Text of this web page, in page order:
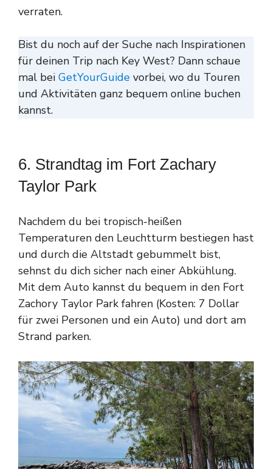
verraten.
Bist du noch auf der Suche nach Inspirationen
für deinen Trip nach Key West? Dann schaue
mal bei GetYourGuide vorbei, wo du Touren
und Aktivitäten ganz bequem online buchen
kannst.
6. Strandtag im Fort Zachary
Taylor Park
Nachdem du bei tropisch-heißen
Temperaturen den Leuchtturm bestiegen hast
und durch die Altstadt gebummelt bist,
sehnst du dich sicher nach einer Abkühlung.
Mit dem Auto kannst du bequem in den Fort
Zachory Taylor Park fahren (Kosten: 7 Dollar
für zwei Personen und ein Auto) und dort am
Strand parken.